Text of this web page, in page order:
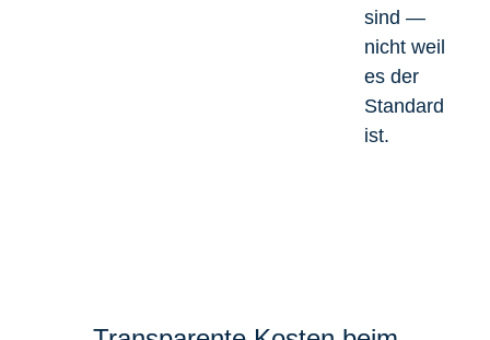
sind —
nicht weil
es der
Standard
ist.